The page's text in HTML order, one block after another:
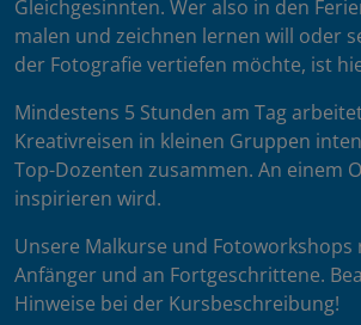
Gleichgesinnten. Wer also in den
malen und zeichnen lernen will oder
der Fotografie vertiefen möchte, ist
Mindestens 5 Stunden am Tag
Kreativreisen in kleinen Gruppen
Top-Dozenten zusammen. An einem
inspirieren wird.
Unsere Malkurse und Fotoworkshops
Anfänger und an Fortgeschrittene.
Hinweise bei der Kursbeschreibung!